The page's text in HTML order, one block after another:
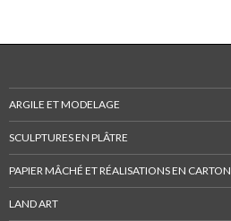
ARGILE ET MODELAGE
SCULPTURES EN PLÂTRE
PAPIER MÂCHÉ ET RÉALISATIONS EN CARTON
LAND ART